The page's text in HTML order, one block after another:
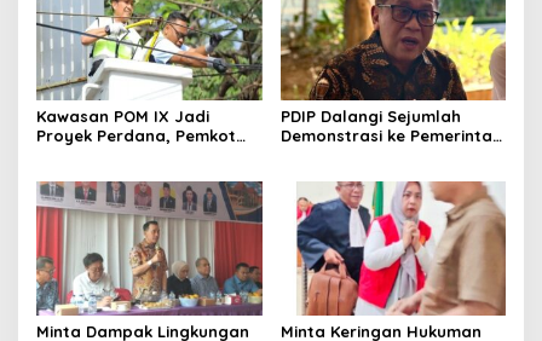
Kawasan POM IX Jadi
Proyek Perdana, Pemkot
PDIP Dalangi Sejumlah
Demonstrasi ke Pemerintah
Minta Dampak Lingkungan
Minta Keringan Hukuman